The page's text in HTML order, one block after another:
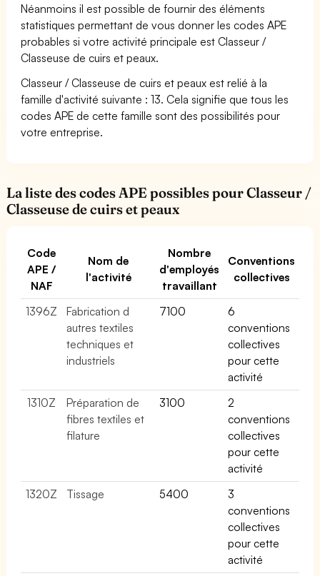
Néanmoins il est possible de fournir des éléments
statistiques permettant de vous donner les codes APE
probables si votre activité principale est Classeur /
Classeuse de cuirs et peaux.
Classeur / Classeuse de cuirs et peaux est relié à la
famille d'activité suivante : 13. Cela signifie que tous les
codes APE de cette famille sont des possibilités pour
votre entreprise.
La liste des codes APE possibles pour Classeur /
Classeuse de cuirs et peaux
Code
APE /
NAF
Nom de
l'activité
Nombre
d'employés
travaillant
Conventions
collectives
1396Z
Fabrication d
autres textiles
techniques et
industriels
7100
6
conventions
collectives
pour cette
activité
1310Z
Préparation de
fibres textiles et
filature
3100
2
conventions
collectives
pour cette
activité
1320Z
Tissage 5400
3
conventions
collectives
pour cette
activité